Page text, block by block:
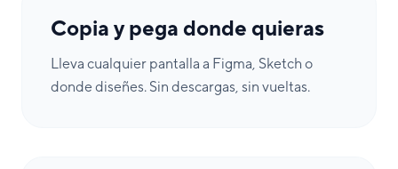
Copia y pega donde quieras
Lleva cualquier pantalla a Figma, Sketch o
donde diseñes. Sin descargas, sin vueltas.